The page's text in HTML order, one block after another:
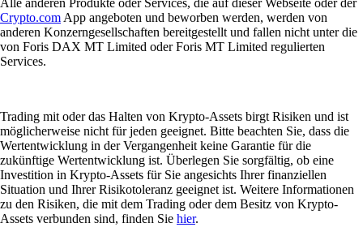
Crypto.com App angeboten und beworben werden, werden von
anderen Konzerngesellschaften bereitgestellt und fallen nicht unter die
von Foris DAX MT Limited oder Foris MT Limited regulierten
Services.
Trading mit oder das Halten von Krypto-Assets birgt Risiken und ist
möglicherweise nicht für jeden geeignet. Bitte beachten Sie, dass die
Wertentwicklung in der Vergangenheit keine Garantie für die
zukünftige Wertentwicklung ist. Überlegen Sie sorgfältig, ob eine
Investition in Krypto-Assets für Sie angesichts Ihrer finanziellen
Situation und Ihrer Risikotoleranz geeignet ist. Weitere Informationen
zu den Risiken, die mit dem Trading oder dem Besitz von Krypto-
Assets verbunden sind, finden Sie hier.